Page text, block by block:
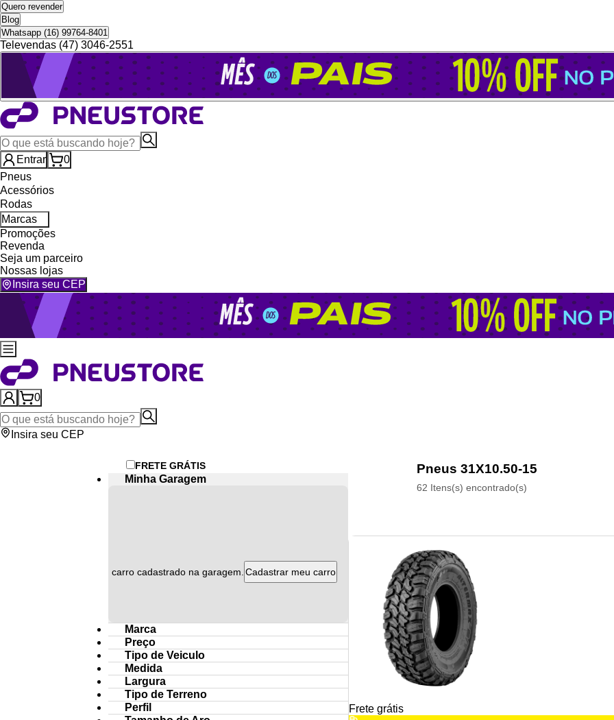
Quero revender
Blog
Whatsapp (16) 99764-8401
Televendas (47) 3046-2551
Entrar
0
Pneus
Acessórios
Rodas
Marcas
Promoções
Revenda
Seja um parceiro
Nossas lojas
Insira seu CEP
0
Insira seu CEP
FRETE GRÁTIS
Minha Garagem
encontramos nenhum carro cadastrado na garagem. Cadastrar meu carro
Marca
Preço
Tipo de Veiculo
Medida
Largura
Tipo de Terreno
Perfil
Pneus 31X10.50-15
62 Itens(s) encontrado(s)
Frete grátis